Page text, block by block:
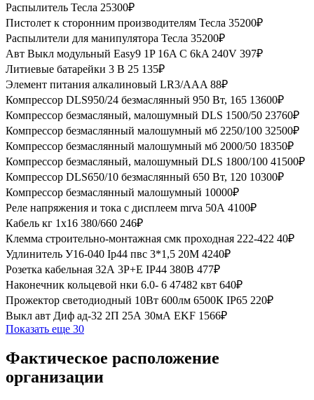
Распылитель Тесла 25300₽
Пистолет к сторонним производителям Тесла 35200₽
Распылители для манипулятора Тесла 35200₽
Авт Выкл модульный Easy9 1P 16A C 6kA 240V 397₽
Литиевые батарейки 3 В 25 135₽
Элемент питания алкалиновый LR3/AAA 88₽
Компрессор DLS950/24 безмаслянный 950 Вт, 165 13600₽
Компрессор безмасляный, малошумный DLS 1500/50 23760₽
Компрессор безмаслянный малошумный мб 2250/100 32500₽
Компрессор безмаслянный малошумный мб 2000/50 18350₽
Компрессор безмасляный, малошумный DLS 1800/100 41500₽
Компрессор DLS650/10 безмаслянный 650 Вт, 120 10300₽
Компрессор безмаслянный малошумный 10000₽
Реле напряжения и тока с дисплеем mrva 50А 4100₽
Кабель кг 1х16 380/660 246₽
Клемма строительно-монтажная смк проходная 222-422 40₽
Удлинитель У16-040 Ip44 пвс 3*1,5 20М 4240₽
Розетка кабельная 32А 3Р+Е IP44 380В 477₽
Наконечник кольцевой нки 6.0- 6 47482 квт 640₽
Прожектор светодиодный 10Вт 600лм 6500К IP65 220₽
Выкл авт Диф ад-32 2П 25А 30мА EKF 1566₽
Показать еще 30
Фактическое расположение
организации